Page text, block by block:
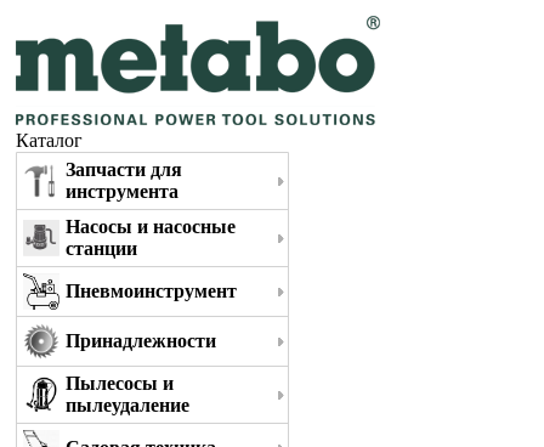
Каталог
Запчасти для
инструмента
Насосы и насосные
станции
Пневмоинструмент
Принадлежности
Пылесосы и
пылеудаление